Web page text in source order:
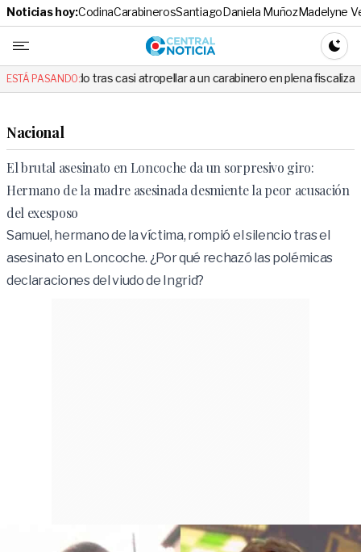
Noticias hoy:CodinaCarabinerosSantiagoDaniela MuñozMadelyne
Central
ESTÁ PASANDO:
tras casi atropellar a un carabinero en plena fiscalización
Nacional
El brutal asesinato en Loncoche da un sorpresivo giro:
Hermano de la madre asesinada desmiente la peor acusación
del exesposo
Samuel, hermano de la víctima, rompió el silencio tras el
asesinato en Loncoche. ¿Por qué rechazó las polémicas
declaraciones del viudo de Ingrid?